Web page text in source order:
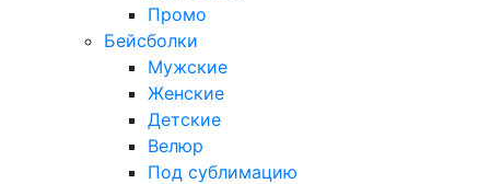
Промо
Бейсболки
Мужские
Женские
Детские
Велюр
Под сублимацию